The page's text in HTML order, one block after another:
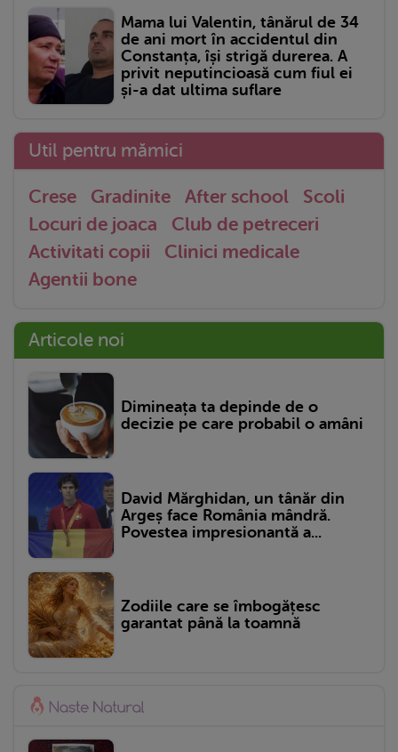
Mama lui Valentin, tânărul de 34
de ani mort în accidentul din
Constanța, își strigă durerea. A
privit neputincioasă cum fiul ei
și-a dat ultima suflare
Util pentru mămici
Crese Gradinite After school
Scoli
Locuri de joaca
Club de petreceri
Activitati copii
Clinici medicale
Agentii bone
Articole noi
Dimineața ta depinde de o
decizie pe care probabil o amâni
David Mărghidan, un tânăr din
Argeș face România mândră.
Povestea impresionantă a...
Zodiile care se îmbogățesc
garantat până la toamnă